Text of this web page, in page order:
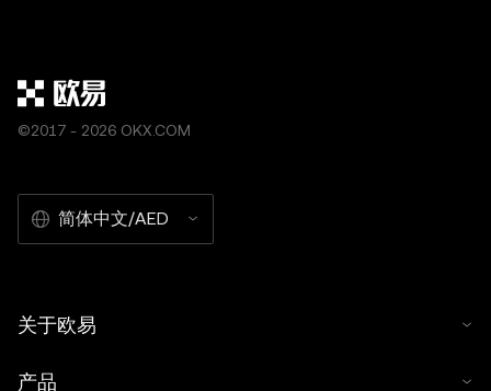
©2017 - 2026 OKX.COM
简体中文/AED
关于欧易
产品